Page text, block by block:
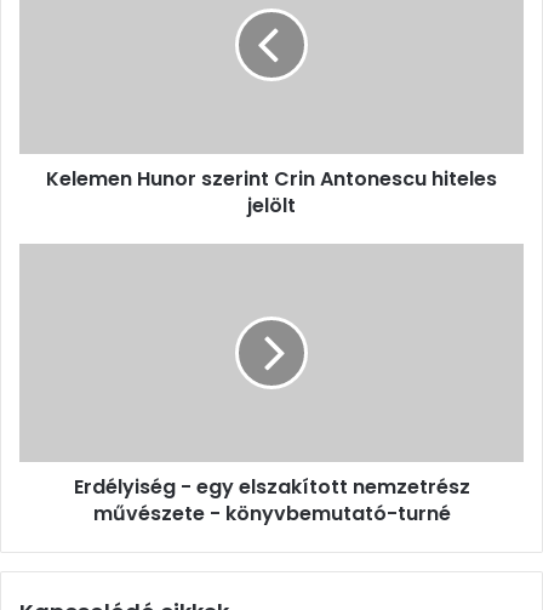
Kelemen Hunor szerint Crin Antonescu hiteles
jelölt
turné
Erdélyiség - egy elszakított nemzetrész
művészete - könyvbemutató-turné